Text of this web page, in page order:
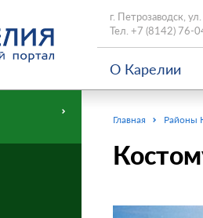
г. Петрозаводск,
Тел. +7 (8142) 76-
О Карелии
Главная Районы